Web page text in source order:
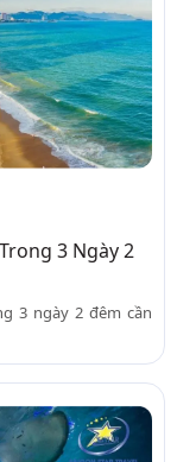
3 Ngày 2
3 ngày 2 đêm cần